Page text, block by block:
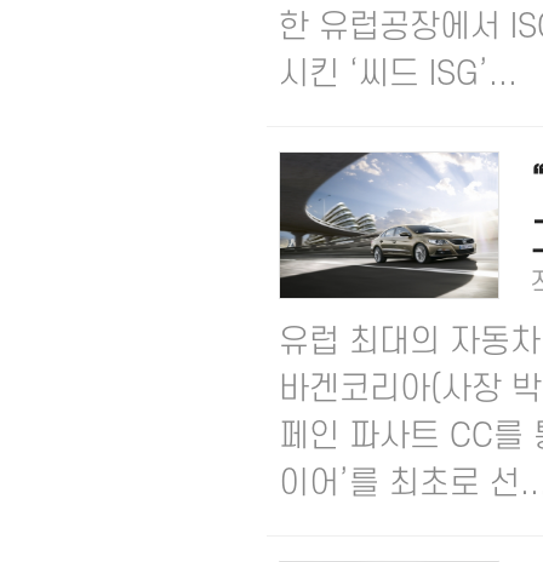
한 유럽공장에서
시킨 ‘씨드 ISG’...
유럽 최대의 자동
바겐코리아(사장
페인 파사트 CC를
이어’를 최초로 선